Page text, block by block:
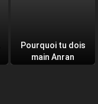
Pourquoi tu dois
main Anran